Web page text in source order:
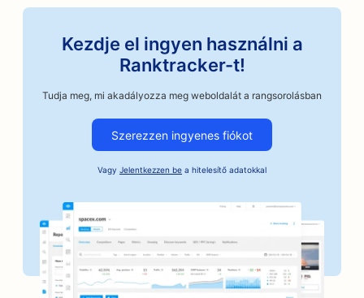
SEO az autóalkatrész üzletek számára
SEO kézműves kávépörkölők számára
SEO az óvadéki szolgáltatások számára
SEO pékségek számára
SEO bankok számára
SEO a borbélyüzletek számára
Kezdje el ingyen használni a
Ranktracker-t!
Tudja meg, mi akadályozza meg weboldalát a rangsorolásban
Szerezzen ingyenes fiókot
Vagy Jelentkezzen be a hitelesítő adatokkal